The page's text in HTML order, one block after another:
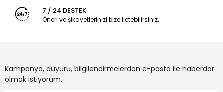
7 / 24 DESTEK
Öneri ve şikayetlerinizi bize iletebilirsiniz.
Kampanya, duyuru, bilgilendirmelerden e-posta ile haberdar
olmak istiyorum.